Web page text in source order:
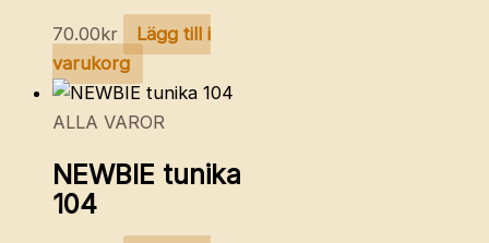
70.00kr
Lägg till i
varukorg
ALLA VAROR
NEWBIE tunika
104